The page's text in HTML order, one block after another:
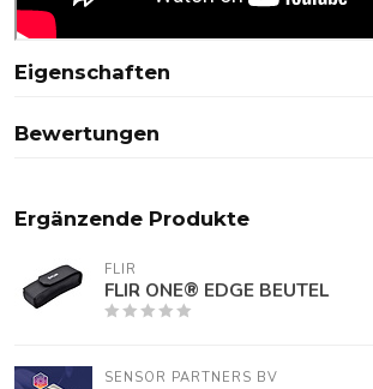
Eigenschaften
Bewertungen
Ergänzende Produkte
FLIR
FLIR ONE® EDGE BEUTEL
SENSOR PARTNERS BV